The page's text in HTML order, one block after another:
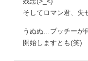
そしてロマン君、失
うぬぬ…プッチーが
開始しますとも(笑)